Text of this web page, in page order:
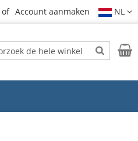
Account aanmaken NL
Zoek